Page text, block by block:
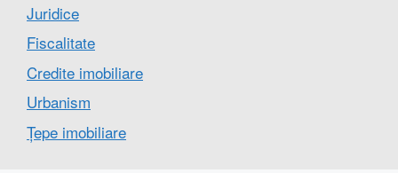
Juridice
Fiscalitate
Credite imobiliare
Urbanism
Țepe imobiliare